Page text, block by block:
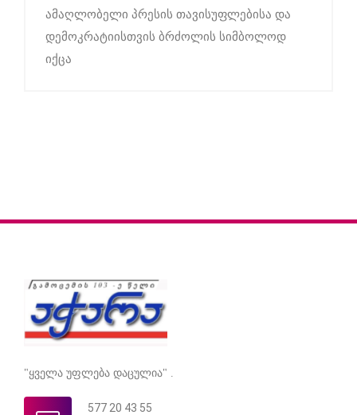
ამაღლობელი პრესის თავისუფლებისა და
დემოკრატიისთვის ბრძოლის სიმბოლოდ
იქცა
"ყველა უფლება დაცულია" .
577 20 43 55